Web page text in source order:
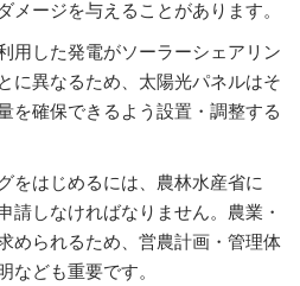
メージを与えることがあります。
用した発電がソーラーシェアリン
に異なるため、太陽光パネルはそ
を確保できるよう設置・調整する
をはじめるには、農林水産省に
請しなければなりません。農業・
められるため、営農計画・管理体
ども重要です。